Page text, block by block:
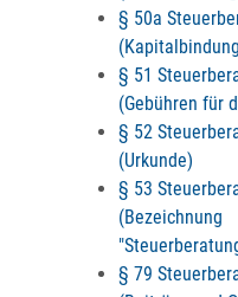
§ 50a
§ 51
(Gebühren für
§ 52
(Urkunde)
§ 53
(Bezeichnung
§ 79